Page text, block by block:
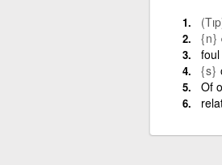
{n}
{s}
Of